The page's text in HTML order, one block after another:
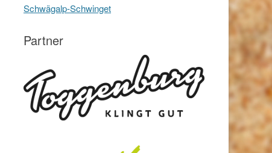
Schwägalp-Schwinget
Partner